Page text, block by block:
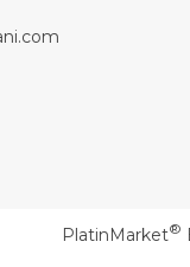
PlatinMarket®